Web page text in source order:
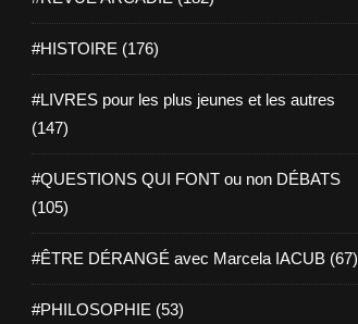
#HISTOIRE (176)
#LIVRES pour les plus jeunes et les autres
(147)
#QUESTIONS QUI FONT ou non DÉBATS
(105)
#ÊTRE DÉRANGÉ avec Marcela IACUB (67)
#PHILOSOPHIE (53)